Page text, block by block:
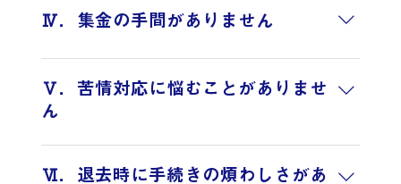
いただきます。
続きを当社が代行致します。
Ⅳ．集金の手間がありません
賃料は入居者より集金後、毎月所定の日に当社より
送金致します。保証会社が入居者の家賃、更新料や
原状回復費用を保証するため、支払いに滞納が発生
Ⅴ．苦情対応に悩むことがありませ
ん
入居者からの苦情、近隣住民とのトラブル、室内設
備に関するお問い合わせにも当社が解決に向けて誠
Ⅵ．退去時に手続きの煩わしさがあ